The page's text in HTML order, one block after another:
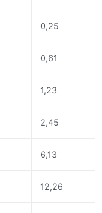
0,25
0,61
1,23
2,45
6,13
12,26